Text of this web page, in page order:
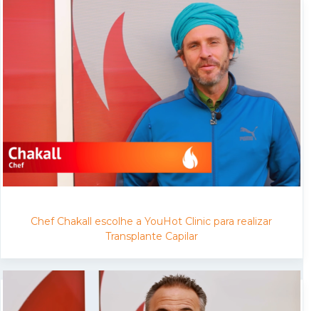
Chef Chakall escolhe a YouHot Clinic para realizar
Transplante Capilar